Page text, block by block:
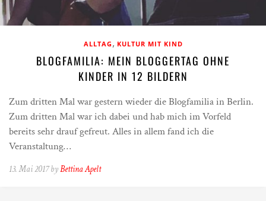
ALLTAG , KULTUR MIT KIND
BLOGFAMILIA: MEIN BLOGGERTAG OHNE
KINDER IN 12 BILDERN
Zum dritten Mal war gestern wieder die Blogfamilia in Berlin.
Zum dritten Mal war ich dabei und hab mich im Vorfeld
bereits sehr drauf gefreut. Alles in allem fand ich die
Veranstaltung…
13. Mai 2017 byBettina Apelt